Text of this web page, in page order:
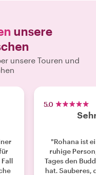
unsere
unsere Touren und
5.0
"Rohana ist
ruhige
Tages den
hat. Sauberes,